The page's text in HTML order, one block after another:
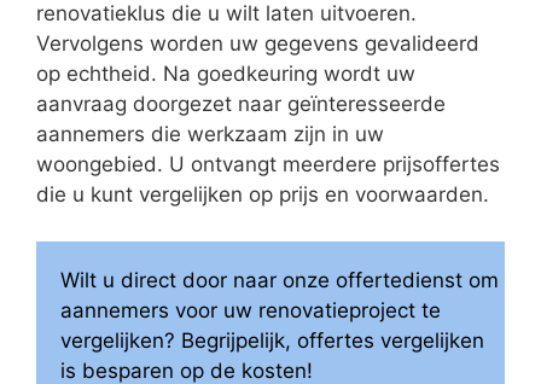
renovatieklus die u wilt laten uitvoeren.
Vervolgens worden uw gegevens gevalideerd
op echtheid. Na goedkeuring wordt uw
aanvraag doorgezet naar geïnteresseerde
aannemers die werkzaam zijn in uw
woongebied. U ontvangt meerdere prijsoffertes
die u kunt vergelijken op prijs en voorwaarden.
Wilt u direct door naar onze offertedienst om
aannemers voor uw renovatieproject te
vergelijken? Begrijpelijk, offertes vergelijken
is besparen op de kosten!